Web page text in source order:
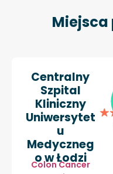
Miejsca
Centralny
Szpital
Kliniczny
Uniwersytet
u
Medyczneg
o w Łodzi
Colon Cancer